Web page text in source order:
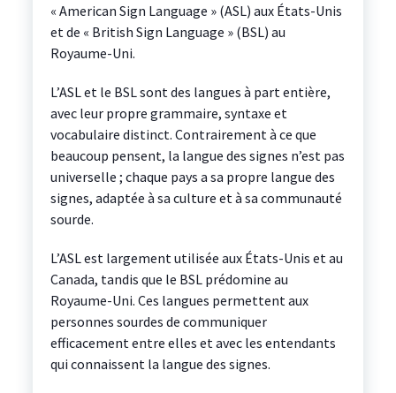
« American Sign Language » (ASL) aux États-Unis
et de « British Sign Language » (BSL) au
Royaume-Uni.
L’ASL et le BSL sont des langues à part entière,
avec leur propre grammaire, syntaxe et
vocabulaire distinct. Contrairement à ce que
beaucoup pensent, la langue des signes n’est pas
universelle ; chaque pays a sa propre langue des
signes, adaptée à sa culture et à sa communauté
sourde.
L’ASL est largement utilisée aux États-Unis et au
Canada, tandis que le BSL prédomine au
Royaume-Uni. Ces langues permettent aux
personnes sourdes de communiquer
efficacement entre elles et avec les entendants
qui connaissent la langue des signes.